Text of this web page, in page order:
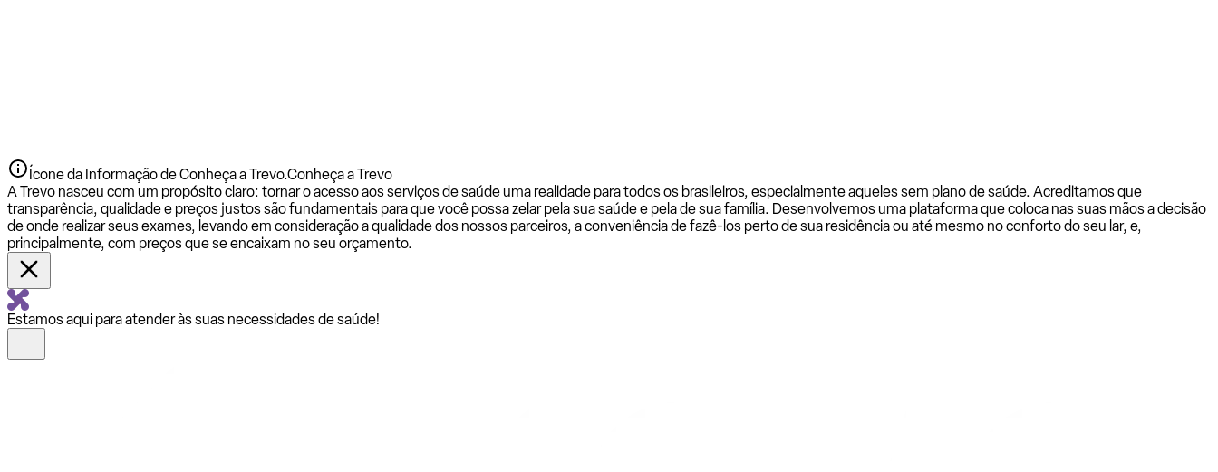
Ícone da Informação de Conheça a Trevo.Conheça a Trevo
A Trevo nasceu com um propósito claro: tornar o acesso aos serviços de saúde uma realidade para todos os brasileiros, especialmente aqueles sem plano de saúde. Acreditamos que
transparência, qualidade e preços justos são fundamentais para que você possa zelar pela sua saúde e pela de sua família. Desenvolvemos uma plataforma que coloca nas suas mãos a decisão
de onde realizar seus exames, levando em consideração a qualidade dos nossos parceiros, a conveniência de fazê-los perto de sua residência ou até mesmo no conforto do seu lar, e,
principalmente, com preços que se encaixam no seu orçamento.
Estamos aqui para atender às suas necessidades de saúde!